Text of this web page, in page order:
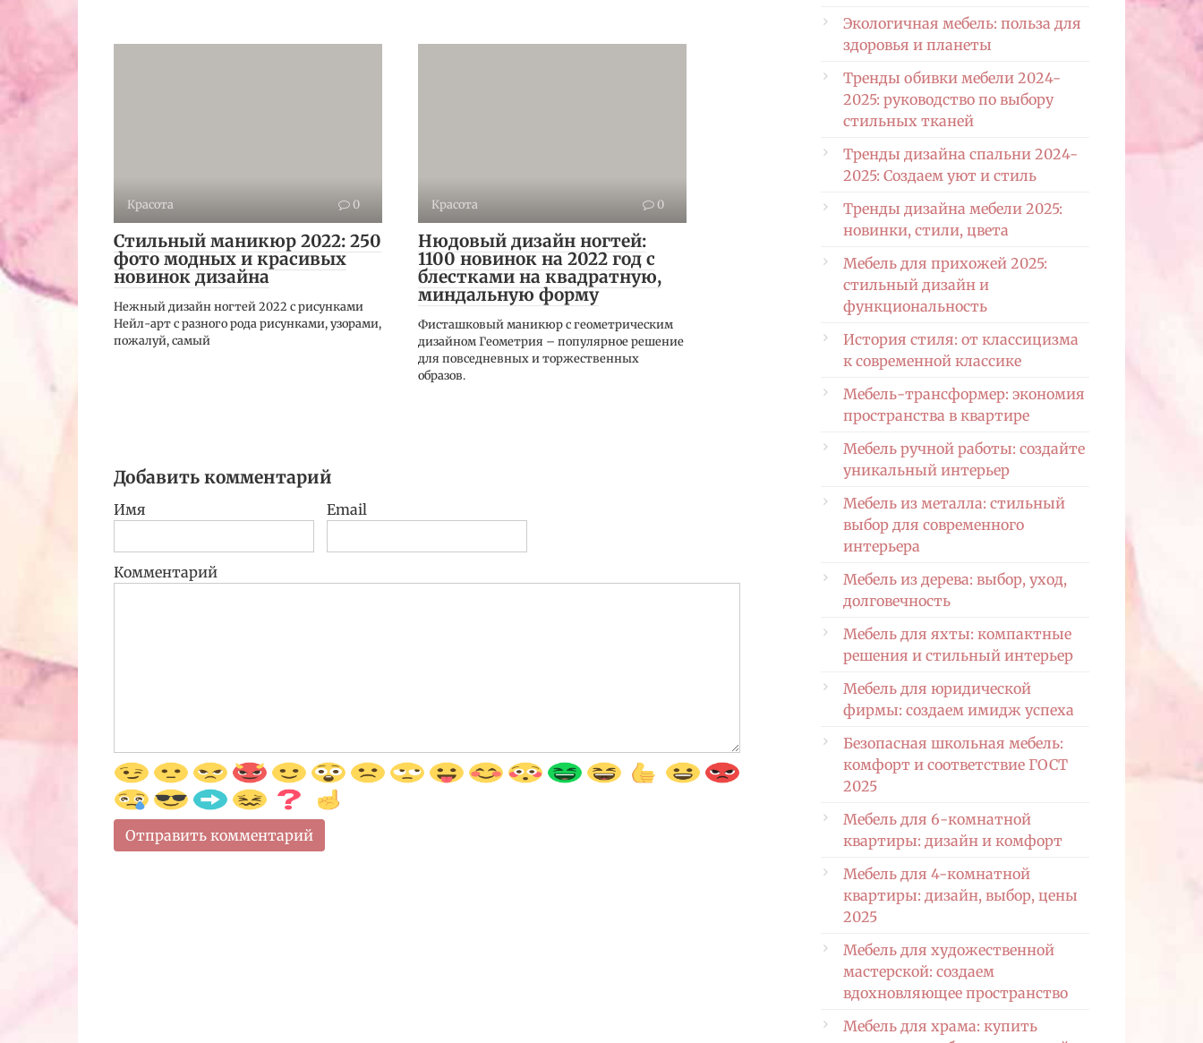
Красота 0
Стильный маникюр 2022: 250
фото модных и красивых
новинок дизайна
Нежный дизайн ногтей 2022 с рисунками
Нейл-арт с разного рода рисунками, узорами,
пожалуй, самый
Красота 0
Нюдовый дизайн ногтей:
1100 новинок на 2022 год с
блестками на квадратную,
миндальную форму
Фисташковый маникюр с геометрическим
дизайном Геометрия – популярное решение
для повседневных и торжественных
образов.
Добавить комментарий
Имя Email
Комментарий
Экологичная мебель: польза для
здоровья и планеты
Тренды обивки мебели 2024-
2025: руководство по выбору
стильных тканей
Тренды дизайна спальни 2024-
2025: Создаем уют и стиль
Тренды дизайна мебели 2025:
новинки, стили, цвета
Мебель для прихожей 2025:
стильный дизайн и
функциональность
История стиля: от классицизма
к современной классике
Мебель-трансформер: экономия
пространства в квартире
Мебель ручной работы: создайте
уникальный интерьер
Мебель из металла: стильный
выбор для современного
интерьера
Мебель из дерева: выбор, уход,
долговечность
Мебель для яхты: компактные
решения и стильный интерьер
Мебель для юридической
фирмы: создаем имидж успеха
Безопасная школьная мебель:
комфорт и соответствие ГОСТ
2025
Мебель для 6-комнатной
квартиры: дизайн и комфорт
Мебель для 4-комнатной
квартиры: дизайн, выбор, цены
2025
Мебель для художественной
мастерской: создаем
вдохновляющее пространство
Мебель для храма: купить